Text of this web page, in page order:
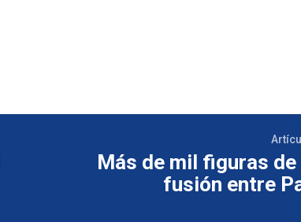
Más de mil figuras
fusión entre